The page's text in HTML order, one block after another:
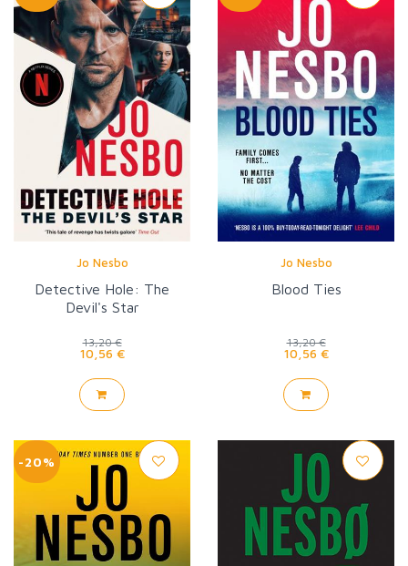
Jo Nesbo
Detective Hole: The
Devil's Star
13,20 €
10,56 €
Jo Nesbo
Blood Ties
13,20 €
10,56 €
-20%